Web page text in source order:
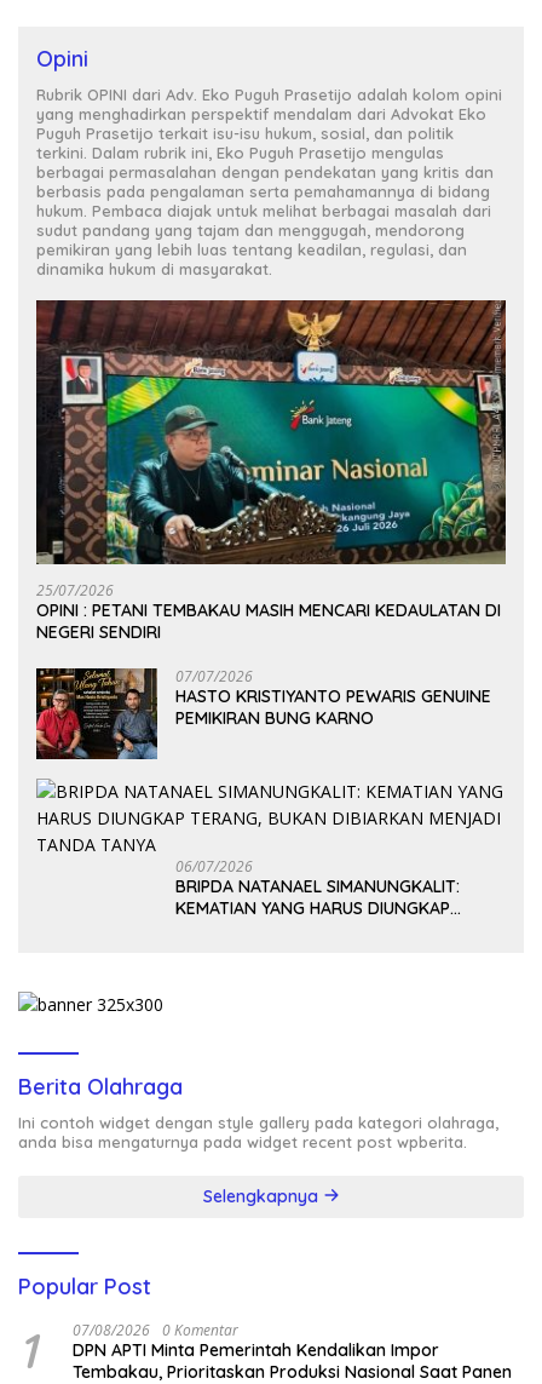
Opini
Rubrik OPINI dari Adv. Eko Puguh Prasetijo adalah kolom opini
yang menghadirkan perspektif mendalam dari Advokat Eko
Puguh Prasetijo terkait isu-isu hukum, sosial, dan politik
terkini. Dalam rubrik ini, Eko Puguh Prasetijo mengulas
berbagai permasalahan dengan pendekatan yang kritis dan
berbasis pada pengalaman serta pemahamannya di bidang
hukum. Pembaca diajak untuk melihat berbagai masalah dari
sudut pandang yang tajam dan menggugah, mendorong
pemikiran yang lebih luas tentang keadilan, regulasi, dan
dinamika hukum di masyarakat.
25/07/2026
OPINI : PETANI TEMBAKAU MASIH MENCARI KEDAULATAN DI
NEGERI SENDIRI
07/07/2026
HASTO KRISTIYANTO PEWARIS GENUINE
PEMIKIRAN BUNG KARNO
06/07/2026
BRIPDA NATANAEL SIMANUNGKALIT:
KEMATIAN YANG HARUS DIUNGKAP
Berita Olahraga
Ini contoh widget dengan style gallery pada kategori olahraga,
anda bisa mengaturnya pada widget recent post wpberita.
Selengkapnya
Popular Post
1 07/08/2026 0 Komentar
DPN APTI Minta Pemerintah Kendalikan Impor
Tembakau, Prioritaskan Produksi Nasional Saat Panen